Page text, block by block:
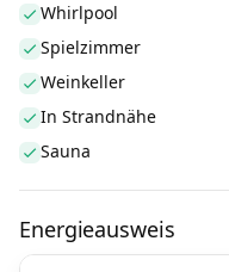
Whirlpool
Spielzimmer
Weinkeller
In Strandnähe
Sauna
Energieausweis